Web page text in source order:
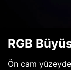
RGB
Ön cam